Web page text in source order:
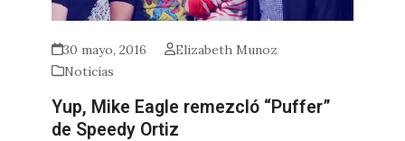
30 mayo, 2016
Elizabeth Munoz
Noticias
Yup, Mike Eagle remezcló “Puffer”
de Speedy Ortiz